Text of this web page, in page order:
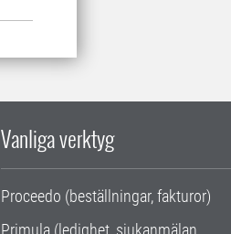
Vanliga verktyg
Proceedo (beställningar, fakturor)
Primula (ledighet, sjukanmälan,